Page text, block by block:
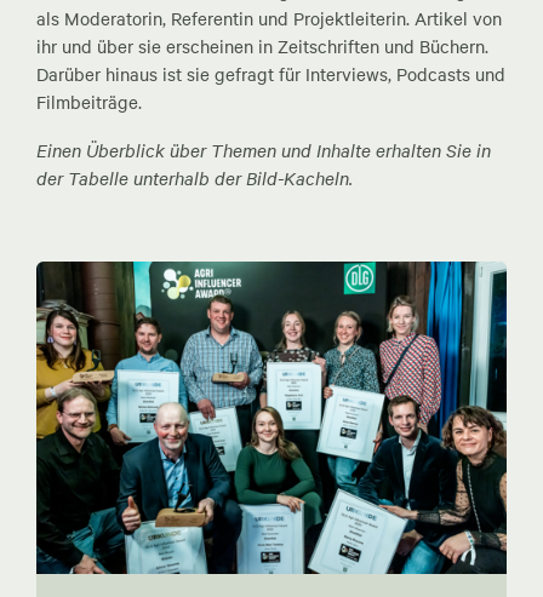
als Moderatorin, Referentin und Projektleiterin. Artikel von
ihr und über sie erscheinen in Zeitschriften und Büchern.
Darüber hinaus ist sie gefragt für Interviews, Podcasts und
Filmbeiträge.
Einen Überblick über Themen und Inhalte erhalten Sie in
der Tabelle unterhalb der Bild-Kacheln.